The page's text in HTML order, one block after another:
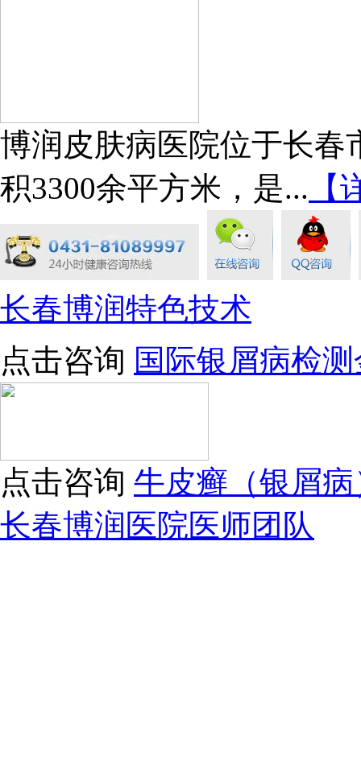
博润皮肤病医院位于长春
积3300余平方米，是... 【
长春博润特色技术
点击咨询 国际银屑病检
点击咨询 牛皮癣（银屑
长春博润医院医师团队